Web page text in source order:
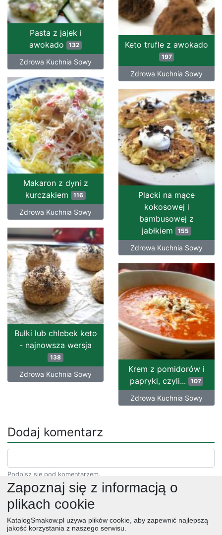
Pasta z jajek i
awokado
132
Zdrowa Kuchnia Sowy
Keto trufle z awokado
197
Zdrowa Kuchnia Sowy
Makaron z dyni z
kurczakiem 116
Zdrowa Kuchnia Sowy
Placki na mące
kokosowej i
bambusowej z
jabłkiem 155
Zdrowa Kuchnia Sowy
Bułki lub chlebek keto
- najnowsza wersja
138
Zdrowa Kuchnia Sowy
Krem z pomidorów i
papryki, czyli...
107
Zdrowa Kuchnia Sowy
Dodaj komentarz
Podpisz się pod komentarzem.
Zapoznaj się z informacją o
plikach cookie
KatalogSmakow.pl używa plików cookie, aby zapewnić najlepszą
jakość korzystania z naszego serwisu.